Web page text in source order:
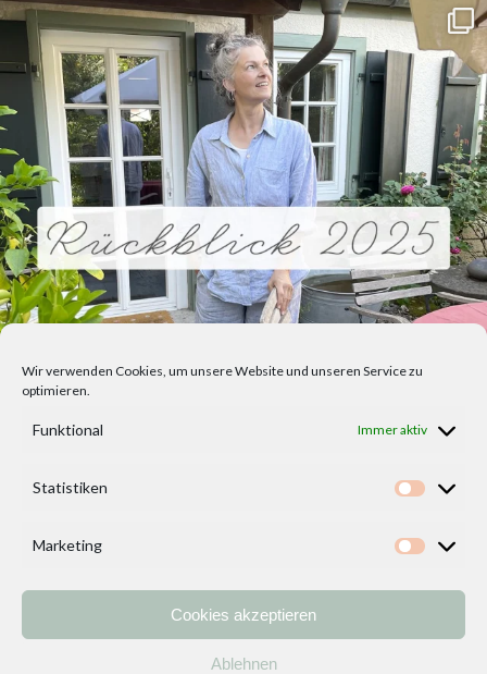
Wir verwenden Cookies, um unsere Website und unseren Service zu
optimieren.
Funktional Immer aktiv
Statistiken
Marketing
Cookies akzeptieren
Ablehnen
Kontakt